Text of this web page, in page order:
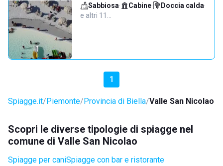
Sabbiosa· Cabine· Doccia calda·
e altri 11…
1
Spiagge.it Piemonte Provincia di Biella Valle San Nicolao
Scopri le diverse tipologie di spiagge nel
comune di Valle San Nicolao
Spiagge per caniSpiagge con bar e ristorante